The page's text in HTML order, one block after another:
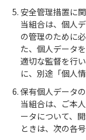
安全管理措置に
当組合は、個人
の管理のために
た、個人データ
適切な監督を行
に、別途「個人
保有個人データ
当組合は、ご本
ータについて、
ときは、次の各